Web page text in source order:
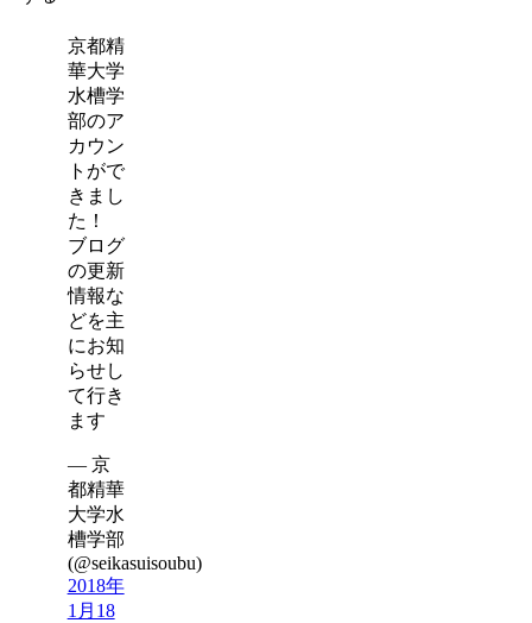
京都精
華大学
水槽学
部のア
カウン
トがで
きまし
た！
ブログ
の更新
情報な
どを主
にお知
らせし
て行き
ます
— 京
都精華
大学水
槽学部
(@seikasuisoubu)
2018年
1月18